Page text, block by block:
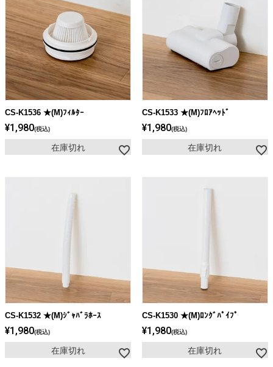
CS-K1536 ★(M)ﾌｨﾙﾀｰ
¥1,980 税込
在庫切れ
CS-K1533 ★(M)ﾌﾛｱﾍｯﾄﾞ
¥1,980 税込
在庫切れ
CS-K1532 ★(M)ｼﾞｬﾊﾞﾗﾎｰｽ
¥1,980 税込
在庫切れ
CS-K1530 ★(M)ﾛﾝｸﾞﾊﾟｲﾌﾟ
¥1,980 税込
在庫切れ